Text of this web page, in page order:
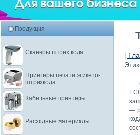
[
—
Продукция
Сканеры штрих кода
Принтеры печати этикеток
штрихкода
Кабельные принтеры
Расходные материалы